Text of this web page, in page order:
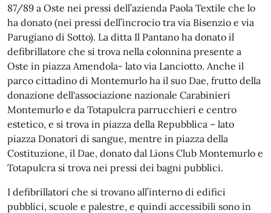
87/89 a Oste nei pressi dell’azienda Paola Textile che lo
ha donato (nei pressi dell’incrocio tra via Bisenzio e via
Parugiano di Sotto). La ditta Il Pantano ha donato il
defibrillatore che si trova nella colonnina presente a
Oste in piazza Amendola- lato via Lanciotto. Anche il
parco cittadino di Montemurlo ha il suo Dae, frutto della
donazione dell'associazione nazionale Carabinieri
Montemurlo e da Totapulcra parrucchieri e centro
estetico, e si trova in piazza della Repubblica – lato
piazza Donatori di sangue, mentre in piazza della
Costituzione, il Dae, donato dal Lions Club Montemurlo e
Totapulcra si trova nei pressi dei bagni pubblici.
I defibrillatori che si trovano all’interno di edifici
pubblici, scuole e palestre, e quindi accessibili sono in